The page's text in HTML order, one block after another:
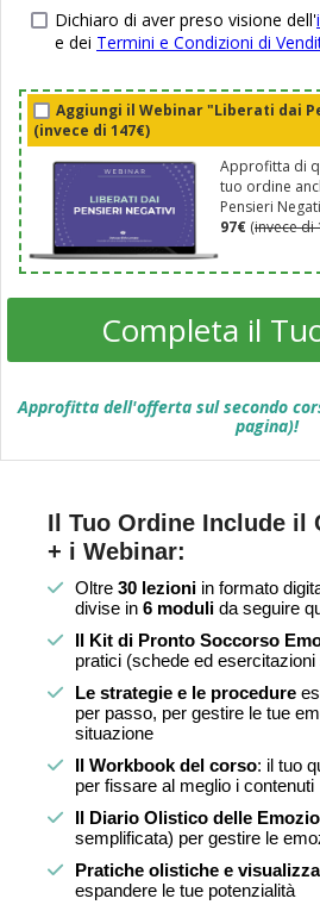
Dichiaro di aver preso visione dell'
e dei Termini e Condizioni di
Aggiungi il Webinar "Liberati dai
(invece di 147€)
Approfitta di
tuo ordine
Pensieri
97€ (invece di
Completa il
Approfitta dell'offerta sul secondo
pagina)!
Il Tuo Ordine Include il
+ i Webinar:
Oltre 30 lezioniin formato
divise in 6 modulida seguire
Il Kit di Pronto Soccorso
pratici (schede ed
Le strategie e le procedure
per passo, per gestire le tue
situazione
Il Workbook del corso: il tuo
per fissare al meglio i contenuti
Il Diario Olistico delle
semplificata) per gestire le
Pratiche olistiche e
espandere le tue potenzialità